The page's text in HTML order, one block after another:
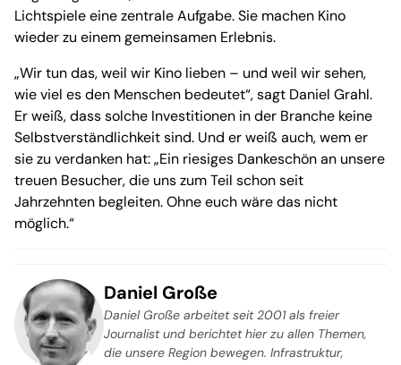
Lichtspiele eine zentrale Aufgabe. Sie machen Kino
wieder zu einem gemeinsamen Erlebnis.
„Wir tun das, weil wir Kino lieben – und weil wir sehen,
wie viel es den Menschen bedeutet“, sagt Daniel Grahl.
Er weiß, dass solche Investitionen in der Branche keine
Selbstverständlichkeit sind. Und er weiß auch, wem er
sie zu verdanken hat: „Ein riesiges Dankeschön an unsere
treuen Besucher, die uns zum Teil schon seit
Jahrzehnten begleiten. Ohne euch wäre das nicht
möglich.“
Daniel Große
Daniel Große arbeitet seit 2001 als freier
Journalist und berichtet hier zu allen Themen,
die unsere Region bewegen. Infrastruktur,